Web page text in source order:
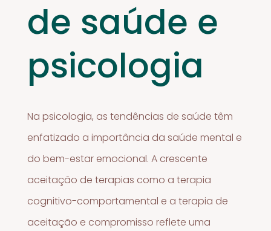
de saúde e
psicologia
Na psicologia, as tendências de saúde têm
enfatizado a importância da saúde mental e
do bem-estar emocional. A crescente
aceitação de terapias como a terapia
cognitivo-comportamental e a terapia de
aceitação e compromisso reflete uma